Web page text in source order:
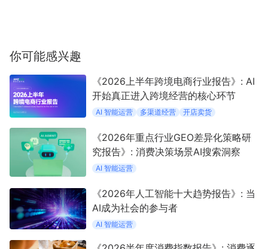
你可能感兴趣
《2026上半年跨境电商行业报告》: AI
开始真正进入跨境经营的核心环节
AI 智能运营 多渠道经营 开店卖货
《2026年重点行业GEO差异化策略研
究报告》: 消费决策场景AI搜索洞察
AI 智能运营
《2026年人工智能十大趋势报告》: 当
AI成为社会的参与者
AI 智能运营